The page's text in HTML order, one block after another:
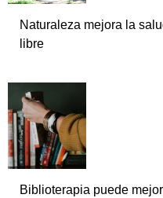
Naturaleza mejora la
libre
Biblioterapia puede